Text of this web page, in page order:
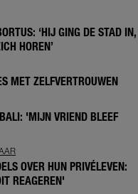
‘HIJ GING DE STAD IN,
HOREN’
MET ZELFVERTROUWEN
'MIJN VRIEND BLEEF
OVER HUN PRIVÉLEVEN:
REAGEREN'